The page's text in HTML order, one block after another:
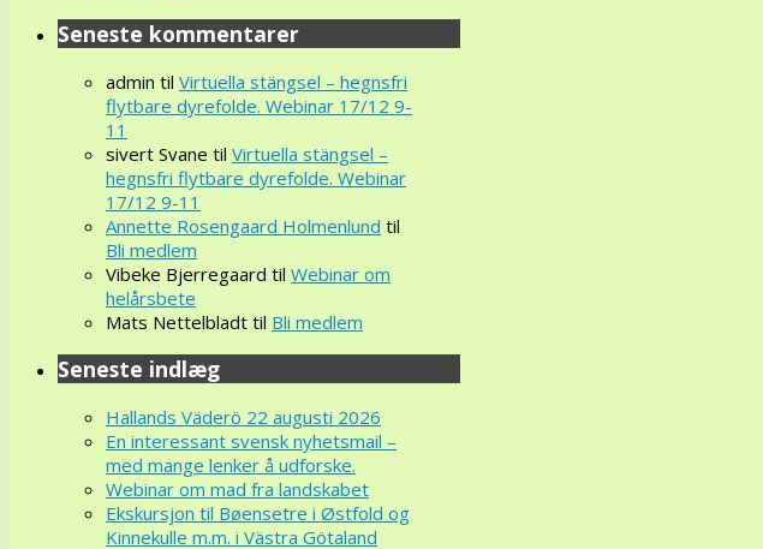
Seneste kommentarer
admin til Virtuella stängsel – hegnsfri
flytbare dyrefolde. Webinar 17/12 9-
11
sivert Svane til Virtuella stängsel –
hegnsfri flytbare dyrefolde. Webinar
17/12 9-11
Annette Rosengaard Holmenlund til
Bli medlem
Vibeke Bjerregaard til Webinar om
helårsbete
Mats Nettelbladt til Bli medlem
Seneste indlæg
Hallands Väderö 22 augusti 2026
En interessant svensk nyhetsmail –
med mange lenker å udforske.
Webinar om mad fra landskabet
Ekskursjon til Bøensetre i Østfold og
Kinnekulle m.m. i Västra Götaland